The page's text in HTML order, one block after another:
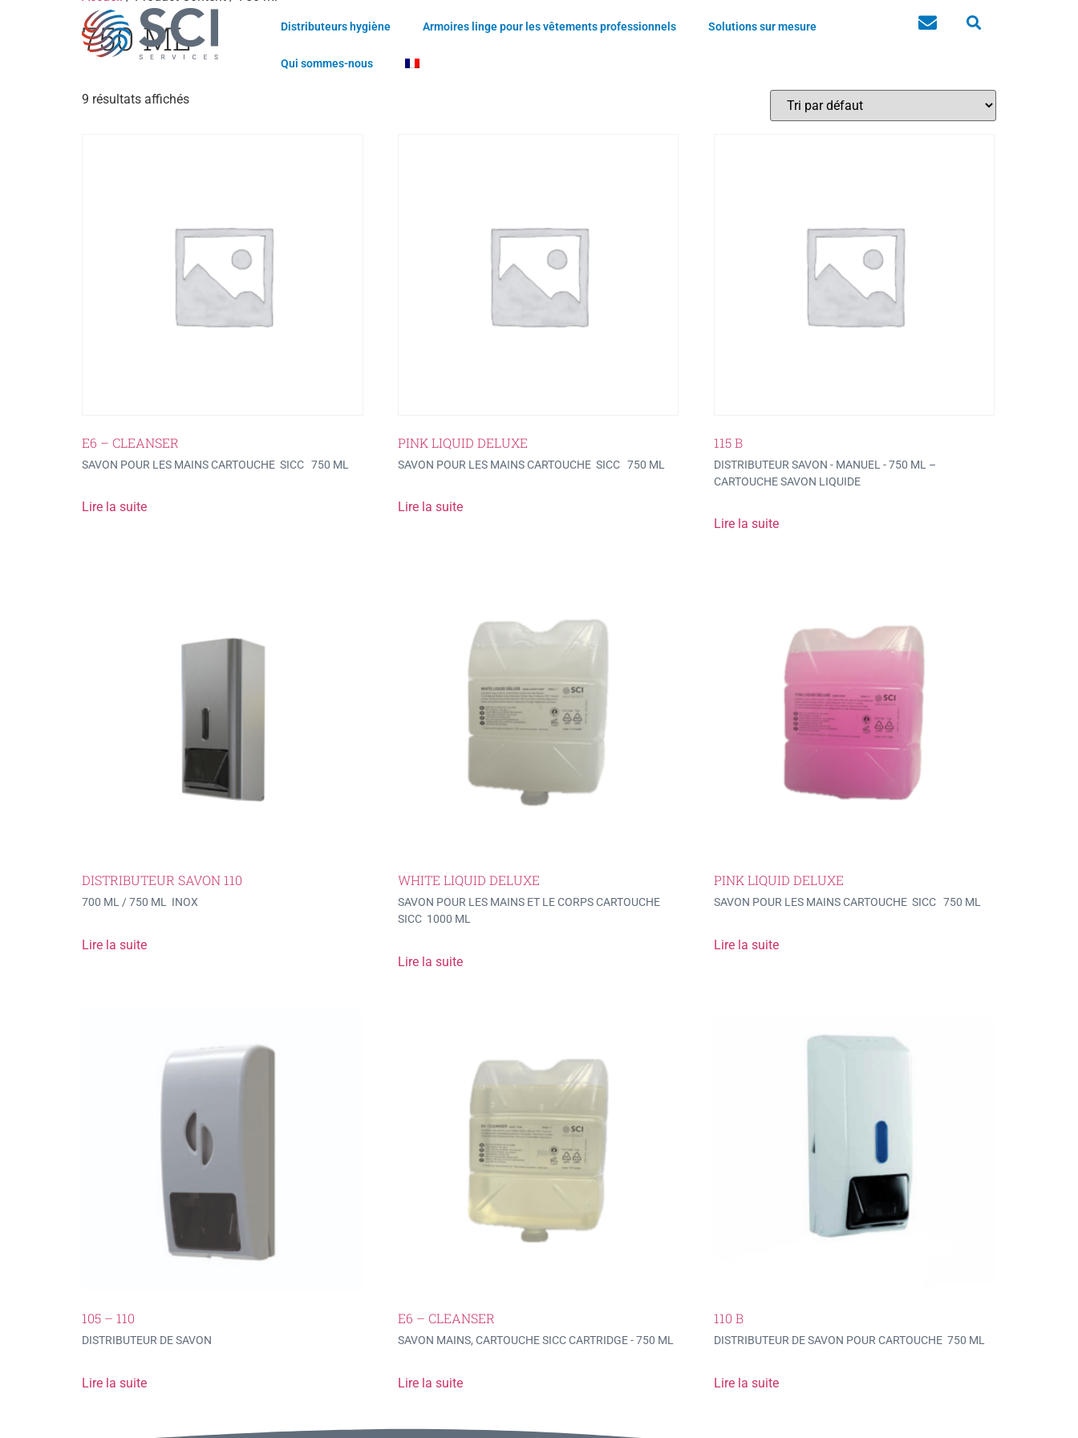
Distributeurs hygiène Armoires linge pour les vêtements professionnels Solutions sur mesure
Qui sommes-nous
750 ML
9 résultats affichés
E6 – CLEANSER
SAVON POUR LES MAINS CARTOUCHE SICC 750 ML
Lire la suite
PINK LIQUID DELUXE
SAVON POUR LES MAINS CARTOUCHE SICC 750 ML
Lire la suite
115 B
DISTRIBUTEUR SAVON - MANUEL - 750 ML –
CARTOUCHE SAVON LIQUIDE
Lire la suite
DISTRIBUTEUR SAVON 110
700 ML / 750 ML INOX
Lire la suite
WHITE LIQUID DELUXE
SAVON POUR LES MAINS ET LE CORPS CARTOUCHE
SICC 1000 ML
Lire la suite
PINK LIQUID DELUXE
SAVON POUR LES MAINS CARTOUCHE SICC 750 ML
Lire la suite
105 – 110
DISTRIBUTEUR DE SAVON
Lire la suite
E6 – CLEANSER
SAVON MAINS, CARTOUCHE SICC CARTRIDGE - 750 ML
Lire la suite
110 B
DISTRIBUTEUR DE SAVON POUR CARTOUCHE 750 ML
Lire la suite